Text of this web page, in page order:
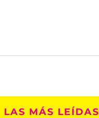
LAS MÁS LEÍDAS